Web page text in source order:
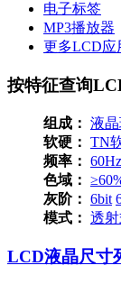
电子标签
MP3播放器
更多LCD应
按特征查询
组成： 液
软硬： TN
频率： 60Hz
色域：
灰阶： 6bit
模式： 透
LCD液晶尺寸